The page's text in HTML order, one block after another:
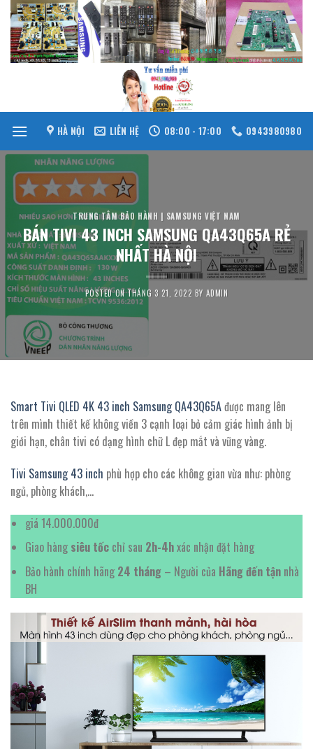
Skip
content
HÀ NỘI LIÊN HỆ 08:00 - 17:00 0943980980
TRUNG TÂM BẢO HÀNH | SAMSUNG VIỆT NAM
BÁN TIVI 43 INCH SAMSUNG QA43Q65A RẺ
NHẤT HÀ NỘI
POSTED ONTHÁNG 3 21, 2022 BY ADMIN
Smart Tivi QLED 4K 43 inch Samsung QA43Q65Ađược mang lên
trên mình thiết kế không viền 3 cạnh loại bỏ cảm giác hình ảnh bị
giới hạn, chân tivi có dạng hình chữ L đẹp mắt và vững vàng.
Tivi Samsung 43 inch phù hợp cho các không gian vừa như: phòng
ngủ, phòng khách,…
giá 14.000.000đ
Giao hàngsiêu tốcchỉ sau 2h-4hxác nhận đặt hàng
Bảo hành chính hãng 24 tháng– Người của Hãng đến tậnnhà
BH